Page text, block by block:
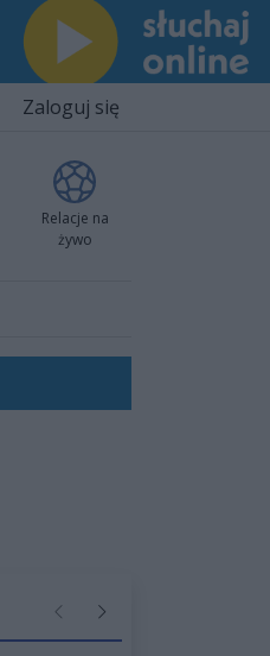
Zaloguj się
Relacje na
żywo
PoprzednieNastępne